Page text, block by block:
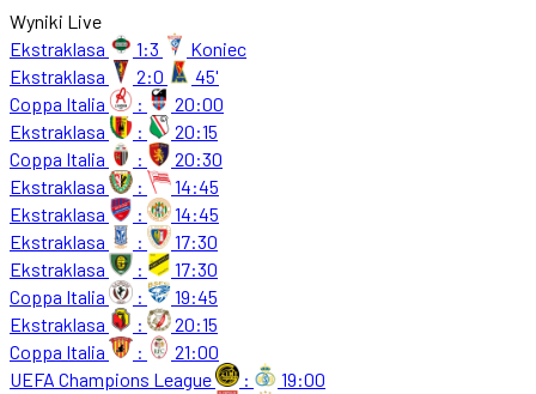
Wyniki Live
Ekstraklasa
1:3
Koniec
Ekstraklasa
2:0
45'
Coppa Italia
:
20:00
Ekstraklasa
:
20:15
Coppa Italia
:
20:30
Ekstraklasa
:
14:45
Ekstraklasa
:
14:45
Ekstraklasa
:
17:30
Ekstraklasa
:
17:30
Coppa Italia
:
19:45
Ekstraklasa
:
20:15
Coppa Italia
:
21:00
UEFA Champions League
:
19:00